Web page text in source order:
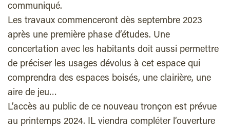
communiqué.
Les travaux commenceront dès septembre 2023
après une première phase d’études. Une
concertation avec les habitants doit aussi permettre
de préciser les usages dévolus à cet espace qui
comprendra des espaces boisés, une clairière, une
aire de jeu…
L’accès au public de ce nouveau tronçon est prévue
au printemps 2024. IL viendra compléter l’ouverture